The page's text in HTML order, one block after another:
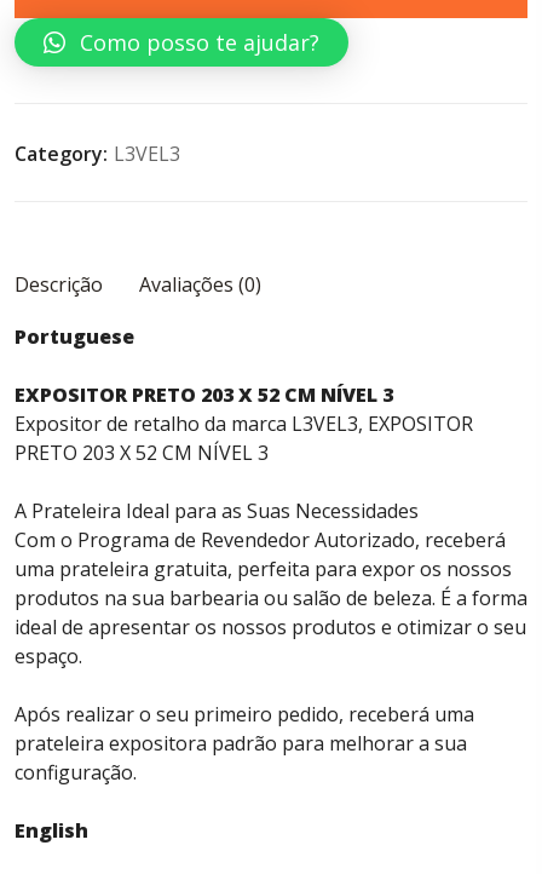
Como posso te ajudar?
Category: L3VEL3
Descrição
Avaliações (0)
Portuguese
EXPOSITOR PRETO 203 X 52 CM NÍVEL 3
Expositor de retalho da marca L3VEL3, EXPOSITOR
PRETO 203 X 52 CM NÍVEL 3
A Prateleira Ideal para as Suas Necessidades
Com o Programa de Revendedor Autorizado, receberá
uma prateleira gratuita, perfeita para expor os nossos
produtos na sua barbearia ou salão de beleza. É a forma
ideal de apresentar os nossos produtos e otimizar o seu
espaço.
Após realizar o seu primeiro pedido, receberá uma
prateleira expositora padrão para melhorar a sua
configuração.
English